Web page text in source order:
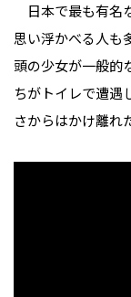
日本で最も有名
思い浮かべる人も
頭の少女が一般的
ちがトイレで遭遇
さからはかけ離れ